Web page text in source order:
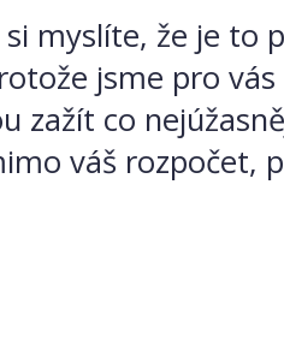
myslíte, že je to
jsme pro
co
váš rozpočet,